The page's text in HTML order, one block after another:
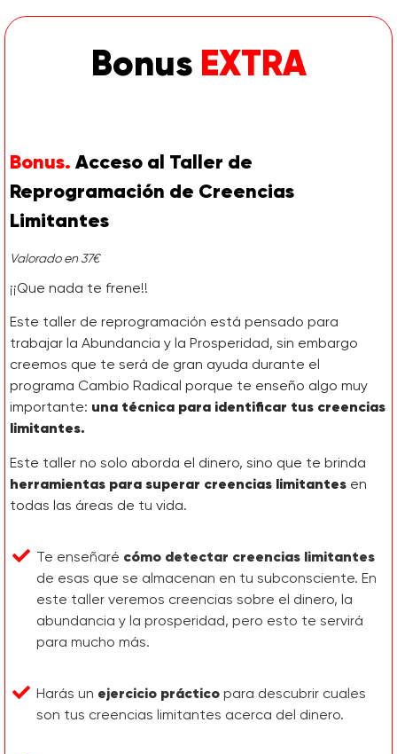
Bonus EXTRA
Bonus. Acceso al Taller de
Reprogramación de Creencias
Limitantes
Valorado en 37€
¡¡Que nada te frene!!
Este taller de reprogramación está pensado para
trabajar la Abundancia y la Prosperidad, sin embargo
creemos que te será de gran ayuda durante el
programa Cambio Radical porque te enseño algo muy
importante: una técnica para identificar tus creencias
limitantes.
Este taller no solo aborda el dinero, sino que te brinda
herramientas para superar creencias limitantes en
todas las áreas de tu vida.
Te enseñaré cómo detectar creencias limitantes
de esas que se almacenan en tu subconsciente. En
este taller veremos creencias sobre el dinero, la
abundancia y la prosperidad, pero esto te servirá
para mucho más.
Harás un ejercicio práctico para descubrir cuales
son tus creencias limitantes acerca del dinero.